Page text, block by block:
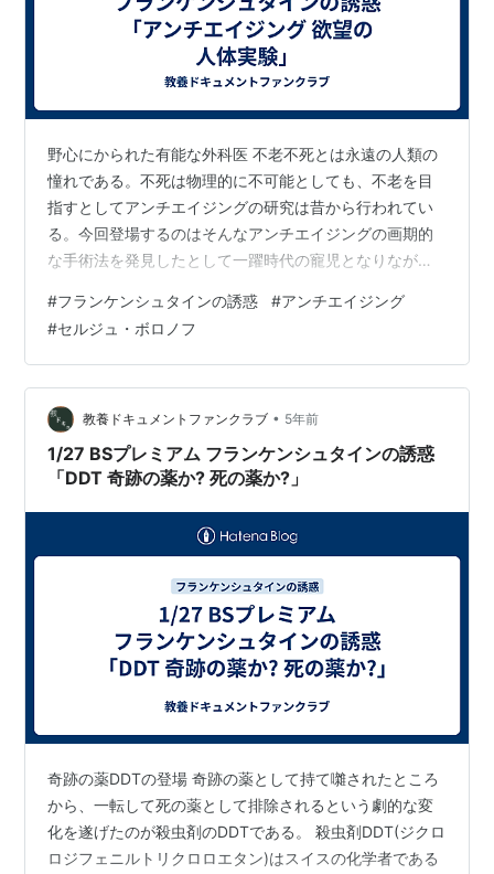
野心にかられた有能な外科医 不老不死とは永遠の人類の
憧れである。不死は物理的に不可能としても、不老を目
指すとしてアンチエイジングの研究は昔から行われてい
る。今回登場するのはそんなアンチエイジングの画期的
な手術法を発見したとして一躍時代の寵児となりなが
ある。 その医師とは外科医のセルジュ・ボロノフ。1866
年、ロシア南西部のボロネジ州で生まれた彼は、1888年
にパリ大学医学部に入学、そこで天才外科医ジャン=エミ
ール・ペアンの助手になる。数百回の手術に立ち会っ
て、ヨーロッパでもトップクラスの技術を身につける。
1893年、大学を卒業すると婦人科のクリ…
#フランケンシュタインの誘惑 #アンチエイジング
#セルジュ・ボロノフ
教養ドキュメントファンクラブ • 5年前
1/27 BSプレミアム フランケンシュタインの誘惑
「DDT 奇跡の薬か? 死の薬か?」
奇跡の薬DDTの登場 奇跡の薬として持て囃されたところ
から、一転して死の薬として排除されるという劇的な変
化を遂げたのが殺虫剤のDDTである。 殺虫剤DDT(ジクロ
ロジフェニルトリクロロエタン)はスイスの化学者である